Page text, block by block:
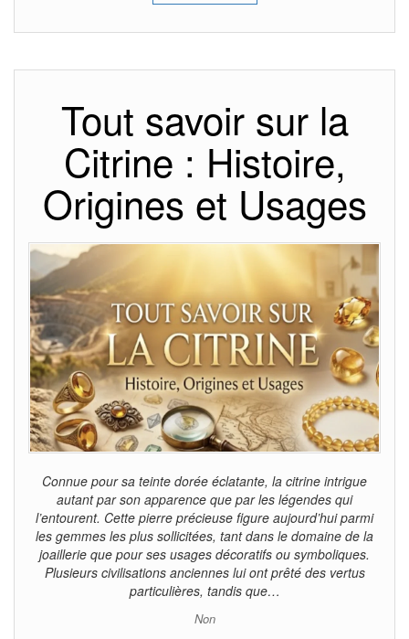
Tout savoir sur la
Citrine : Histoire,
Origines et Usages
Connue pour sa teinte dorée éclatante, la citrine intrigue
autant par son apparence que par les légendes qui
l’entourent. Cette pierre précieuse figure aujourd’hui parmi
les gemmes les plus sollicitées, tant dans le domaine de la
joaillerie que pour ses usages décoratifs ou symboliques.
Plusieurs civilisations anciennes lui ont prêté des vertus
particulières, tandis que…
Non